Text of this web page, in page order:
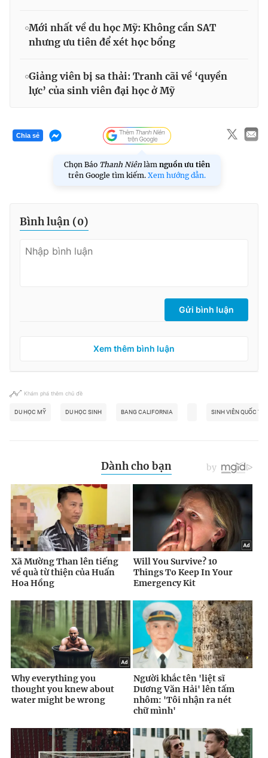
Mới nhất về du học Mỹ: Không cần SAT
nhưng ưu tiên để xét học bổng
Giảng viên bị sa thải: Tranh cãi về ‘quyền
lực’ của sinh viên đại học ở Mỹ
Chia sẻ
Chọn Báo Thanh Niên làm nguồn ưu tiên
trên Google tìm kiếm. Xem hướng dẫn.
Bình luận (0)
Gửi bình luận
Xem thêm bình luận
Khám phá thêm chủ đề
DU HỌC MỸ DU HỌC SINH BANG CALIFORNIA SINH VIÊN QUỐC TẾ